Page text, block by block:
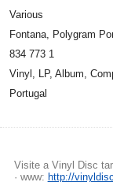
Various
Fontana, Polygram
834 773 1
Vinyl, LP, Album,
Portugal
Visite a Vinyl Disc
· www: http://